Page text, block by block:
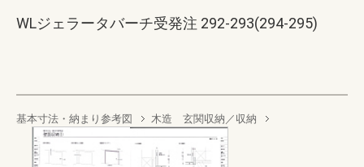
WLジェラータバーチ受発注 292-293(294-295)
基本寸法・納まり参考図 木造 玄関収納／収納